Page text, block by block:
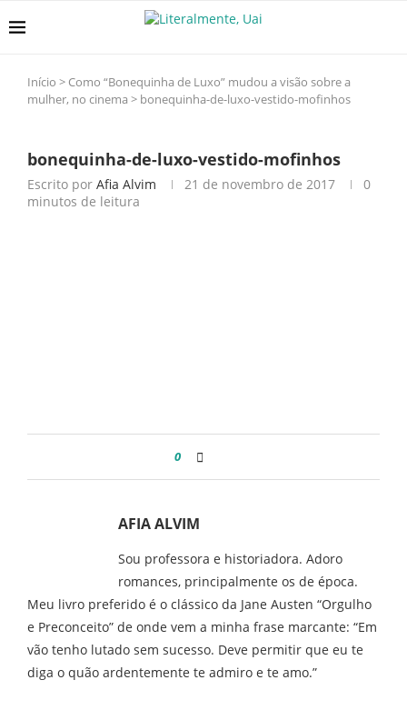
Início > Como “Bonequinha de Luxo” mudou a visão sobre a
mulher, no cinema > bonequinha-de-luxo-vestido-mofinhos
bonequinha-de-luxo-vestido-mofinhos
Escrito por Afia Alvim 21 de novembro de 2017
0
minutos de leitura
0
AFIA ALVIM
Sou professora e historiadora. Adoro
romances, principalmente os de época.
Meu livro preferido é o clássico da Jane Austen “Orgulho
e Preconceito” de onde vem a minha frase marcante: “Em
vão tenho lutado sem sucesso. Deve permitir que eu te
diga o quão ardentemente te admiro e te amo.”